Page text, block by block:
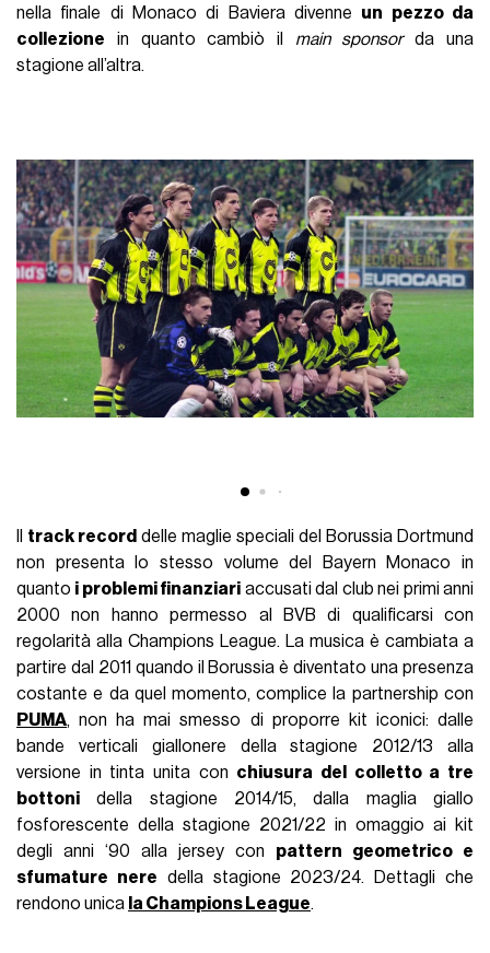
nella finale di Monaco di Baviera divenne un pezzo da
collezione in quanto cambiò il main sponsorda una
stagione all’altra.
track record delle maglie speciali del Borussia Dortmund
non presenta lo stesso volume del Bayern Monaco in
quanto i problemi finanziari accusati dal club nei primi anni
2000 non hanno permesso al BVB di qualificarsi con
regolarità alla Champions League. La musica è cambiata a
partire dal 2011 quando il Borussia è diventato una presenza
costante e da quel momento, complice la partnership con
PUMA, non ha mai smesso di proporre kit iconici: dalle
bande verticali giallonere della stagione 2012/13 alla
versione in tinta unita con chiusura del colletto a tre
bottoni della stagione 2014/15, dalla maglia giallo
fosforescente della stagione 2021/22 in omaggio ai kit
degli anni ‘90 alla jersey con pattern geometrico e
sfumature nere della stagione 2023/24. Dettagli che
rendono unica la Champions League.